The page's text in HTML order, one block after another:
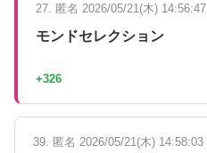
27. 匿名 2026/05/21(木) 14:56:47
モンドセレクション
+326
39. 匿名 2026/05/21(木) 14:58:03